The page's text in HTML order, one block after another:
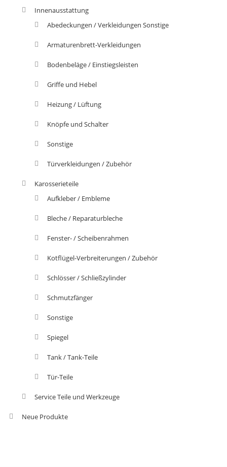
Innenausstattung
Abedeckungen / Verkleidungen Sonstige
Armaturenbrett-Verkleidungen
Bodenbeläge / Einstiegsleisten
Griffe und Hebel
Heizung / Lüftung
Knöpfe und Schalter
Sonstige
Türverkleidungen / Zubehör
Karosserieteile
Aufkleber / Embleme
Bleche / Reparaturbleche
Fenster- / Scheibenrahmen
Kotflügel-Verbreiterungen / Zubehör
Schlösser / Schließzylinder
Schmutzfänger
Sonstige
Spiegel
Tank / Tank-Teile
Tür-Teile
Service Teile und Werkzeuge
Neue Produkte